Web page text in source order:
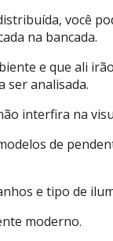
você
na bancada.
e que ali
ser analisada.
interfira na
de
e tipo de
moderno.